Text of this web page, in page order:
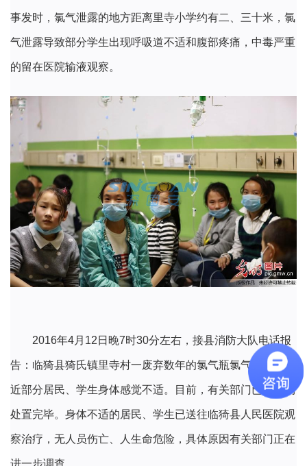
事发时，氯气泄露的地方距离里寺小学约有二、三十米，氯
气泄露导致部分学生出现呼吸道不适和腹部疼痛，中毒严重
的留在医院输液观察。
2016年4月12日晚7时30分左右，接县消防大队电话报
告：临猗县猗氏镇里寺村一废弃数年的氯气瓶氯气泄漏，附
近部分居民、学生身体感觉不适。目前，有关部门已将现场
处置完毕。身体不适的居民、学生已送往临猗县人民医院观
察治疗，无人员伤亡、人生命危险，具体原因有关部门正在